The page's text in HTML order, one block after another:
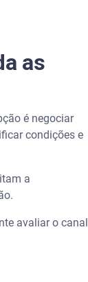
as
é negociar
condições e
a
avaliar o canal